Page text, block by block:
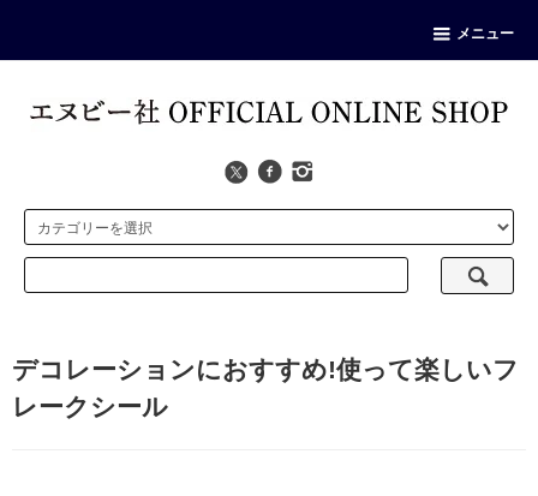
メニュー
デコレーションにおすすめ!使って楽しいフ
レークシール